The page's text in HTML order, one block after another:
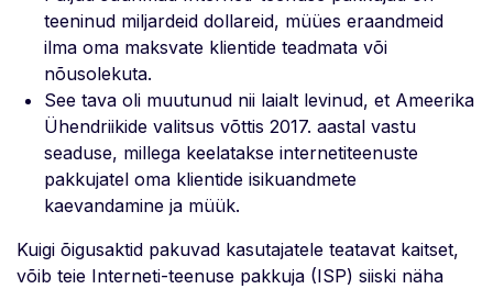
teeninud miljardeid dollareid, müües eraandmeid
ilma oma maksvate klientide teadmata või
nõusolekuta.
See tava oli muutunud nii laialt levinud, et Ameerika
Ühendriikide valitsus võttis 2017. aastal vastu
seaduse, millega keelatakse internetiteenuste
pakkujatel oma klientide isikuandmete
kaevandamine ja müük.
Kuigi õigusaktid pakuvad kasutajatele teatavat kaitset,
võib teie Interneti-teenuse pakkuja (ISP) siiski näha